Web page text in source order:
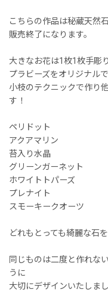
こちらの作品は秘蔵天然
販売終了になります。
大きなお花は1枚1枚手彫
プラビーズをオリジナル
小枝のテクニックで作り
す！
ペリドット
アクアマリン
苔入り水晶
グリーンガーネット
ホワイトトパーズ
プレナイト
スモーキークオーツ
どれもとっても綺麗な石
同じものは二度と作れな
うに
大切にデザインいたしまし